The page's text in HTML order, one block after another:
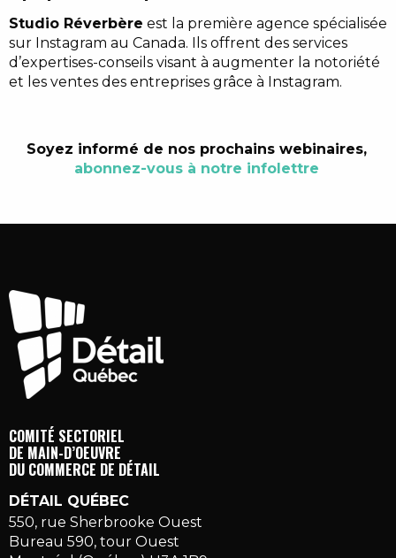
Studio Réverbère est la première agence spécialisée
sur Instagram au Canada. Ils offrent des services
d’expertises-conseils visant à augmenter la notoriété
et les ventes des entreprises grâce à Instagram.
Soyez informé de nos prochains webinaires,
abonnez-vous à notre infolettre
COMITÉ SECTORIEL
DE MAIN-D’OEUVRE
DU COMMERCE DE DÉTAIL
DÉTAIL QUÉBEC
550, rue Sherbrooke Ouest
Bureau 590, tour Ouest